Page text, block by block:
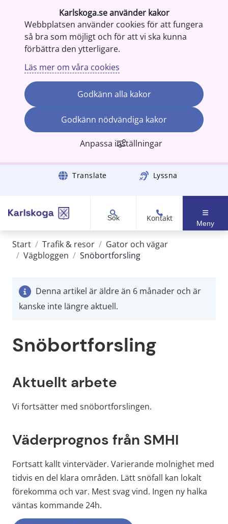
Karlskoga.se använder kakor
Webbplatsen använder cookies för att fungera
så bra som möjligt och för att vi ska kunna
förbättra den ytterligare.
Läs mer om våra cookies
Godkänn alla kakor
Godkänn nödvändiga kakor
Anpassa inställningar
Gå till innehåll Translate Lyssna
Sök Kontakt
Meny
Start / Trafik & resor / Gator och vägar
/ Vägbloggen / Snöbortforsling
Denna artikel är äldre än 6 månader och är
kanske inte längre aktuell.
Snöbortforsling
Aktuellt arbete
Vi fortsätter med snöbortforslingen.
Väderprognos från SMHI
Fortsatt kallt vinterväder. Varierande molnighet med
tidvis en del klara områden. Lätt snöfall kan lokalt
förekomma och var. Mest svag vind. Ingen ny halka
väntas kommande 24h.